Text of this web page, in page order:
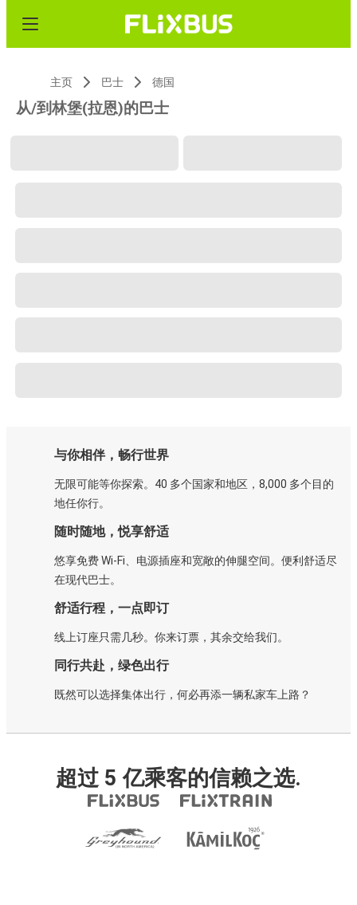
主页 巴士 德国
从/到林堡(拉恩)的巴士
与你相伴，畅行世界
无限可能等你探索。40 多个国家和地区，8,000 多个目的
地任你行。
随时随地，悦享舒适
悠享免费 Wi-Fi、电源插座和宽敞的伸腿空间。便利舒适尽
在现代巴士。
舒适行程，一点即订
线上订座只需几秒。你来订票，其余交给我们。
同行共赴，绿色出行
既然可以选择集体出行，何必再添一辆私家车上路？
超过 5 亿乘客的信赖之选.